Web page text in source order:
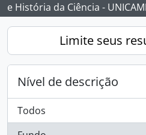
e História da Ciência -
Limite seus
Nível de descrição
Todos